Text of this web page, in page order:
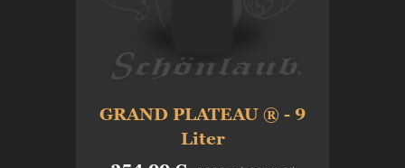
GRAND PLATEAU ® - 9
Liter